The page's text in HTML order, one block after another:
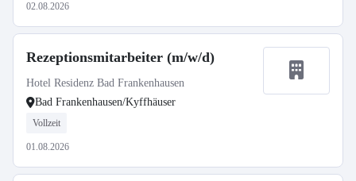
02.08.2026
Rezeptionsmitarbeiter (m/w/d)
Hotel Residenz Bad Frankenhausen
Bad Frankenhausen/Kyffhäuser
Vollzeit
01.08.2026